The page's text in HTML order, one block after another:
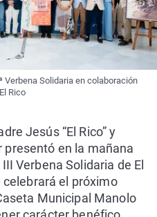
Verbena Solidaria en colaboración
Rico
Jesús “El Rico” y
en la mañana
Verbena Solidaria de El
celebrará el próximo
Municipal Manolo